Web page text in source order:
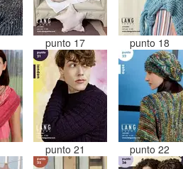
punto 17 punto 18
punto 21 punto 22